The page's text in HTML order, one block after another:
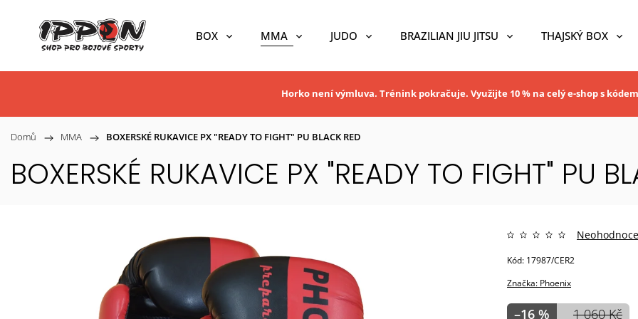
BOX MMA JUDO BRAZILIAN JIU JITSU THAJSKÝ BOX
Horko není výmluva. Trénink pokračuje. Využijte 10 % na celý e-shop s kódem
Domů / MMA / BOXERSKÉ RUKAVICE PX "READY TO FIGHT" PU BLACK RED
BOXERSKÉ RUKAVICE PX "READY TO FIGHT" PU
Značka: Phoenix
1 060 Kč
–16 %
Kód: 17987/CER2